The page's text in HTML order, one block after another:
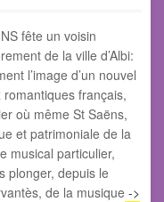
fête un voisin
de la ville d’Albi:
l’image d’un nouvel
français,
où même St Saëns,
et patrimoniale de la
musical particulier,
plonger, depuis le
de la musique ->